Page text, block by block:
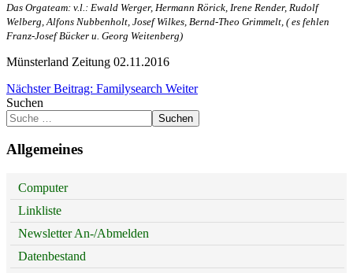
Das Orgateam: v.l.: Ewald Werger, Hermann Rörick, Irene Render, Rudolf
Welberg, Alfons Nubbenholt, Josef Wilkes, Bernd-Theo Grimmelt, ( es fehlen
Franz-Josef Bücker u. Georg Weitenberg)
Münsterland Zeitung 02.11.2016
Nächster Beitrag: Familysearch Weiter
Suchen
Suchen
Allgemeines
Computer
Linkliste
Newsletter An-/Abmelden
Datenbestand